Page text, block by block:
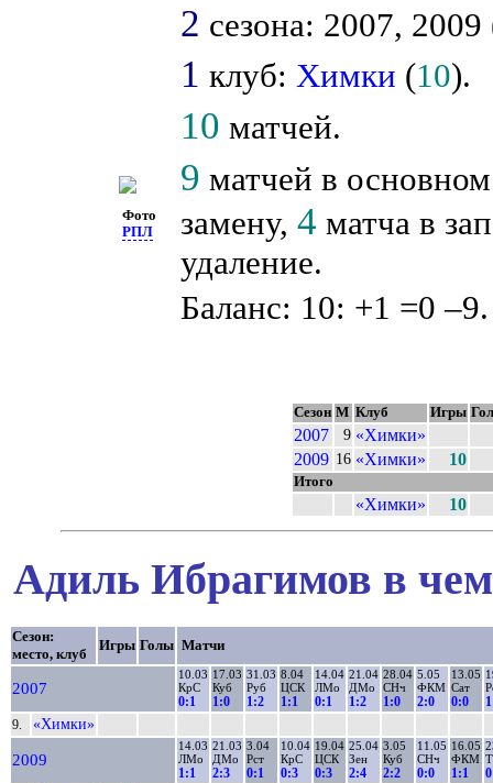
Фото
РПЛ
2 сезона: 2007,
1 клуб:Химки (10).
10 матчей.
9 матчей в
замену,4 матча в
удаление.
Баланс: 10: +1 =0 –9.
Сезон М Клуб Игры
2007 9 «Химки»
2009 16 «Химки» 10
Итого
«Химки» 10
Адиль Ибрагимов в
Сезон:
место, клуб
Игры Голы Матчи
2007
10.03
КрС
0:1
17.03
Куб
1:0
31.03
Руб
1:2
8.04
ЦСК
1:1
14.04
ЛМо
0:1
21.04
ДМо
1:2
28.04
СНч
1:0
5.05
ФКМ
2:0
13.05
Сат
0:0
9. «Химки»
2009
14.03
ЛМо
1:1
21.03
ДМо
2:3
3.04
Рст
0:1
10.04
КрС
0:3
19.04
ЦСК
0:3
25.04
Зен
2:4
3.05
Куб
2:2
11.05
СНч
0:0
16.05
ФКМ
1:1